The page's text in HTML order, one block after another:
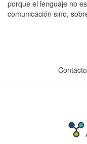
porque el lenguaje no
comunicación sino,